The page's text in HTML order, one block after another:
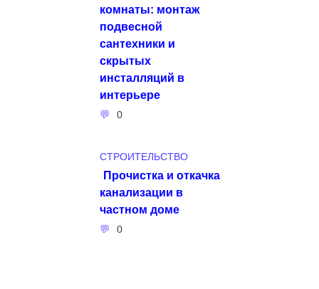
комнаты: монтаж
подвесной
сантехники и
скрытых
инсталляций в
интерьере
0
СТРОИТЕЛЬСТВО
Прочистка и откачка
канализации в
частном доме
0